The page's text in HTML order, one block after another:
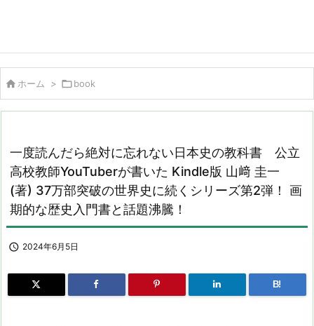
ホーム > book
一度読んだら絶対に忘れない日本史の教科書 公立
高校教師YouTuberが書いた Kindle版 山﨑 圭一
(著) 37万部突破の世界史に続くシリーズ第2弾！ 画
期的な歴史入門書と話題沸騰！
 2024年6月5日
B!